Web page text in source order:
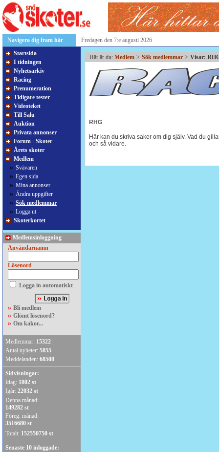
Navigera dig fram här
Fredagen den 7:e augusti 2026
Startsida
I tidningen
Nyhetsarkiv
Racing
Prenumeration
Tidigare tester
Videoteket
Till Salu
Auktion
Privata annonser
Forum - Skoter
Årets skoter
Medlem
» Svävaren
» Egen sida
» Mina annonser
» Ändra uppgifter
» Sök medlemmar
» Logga ut
Skoterkortet
Medlemsinloggning
Användarnamn
Lösenord
Logga in automatiskt
» Bli medlem
» Glömt lösenord?
» Om kakor...
Medlemmar: 15322
Antal nyheter: 5855
Meddelanden: 68508
Sidvisningar:
Idag: 1802 st
Igår: 22032 st
Denna månad:
149282 st
Föreg. månad:
3516680 st
Totalt: 152550750 st
Senaste 10 inloggade:
Här är du: Medlem > Sök medlemmar > Visar:
RHG
Här kan du skriva saker om dig själv. Vad du
och så vidare.